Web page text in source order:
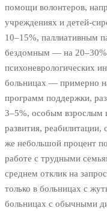
помощи волонтеров,
учреждениях и детей-
10–15%, паллиативным
бездомным — на
психоневрологических
больницах — примерно
программ поддержки,
3–5%, особым взрослым
развития,
же небольшой процент
работе с трудными
среднем отклик на
только в больницах с
больницах с обычными